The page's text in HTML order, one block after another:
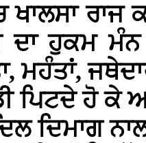
ਖਾਲਸਾ
ਦਾ ਹੁਕਮ
ਮਹੰਤਾਂ,
ਪਿਟਦੇ ਹੋ ਕੇ
ਦਿਮਾਗ